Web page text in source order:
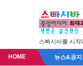
스빠시바를 시
HOME 뉴스&공지